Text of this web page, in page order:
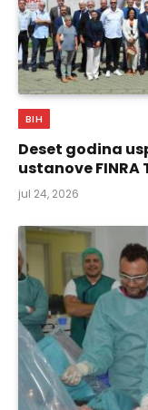
BIH
Deset godina
ustanove FINRA
jul 24, 2026